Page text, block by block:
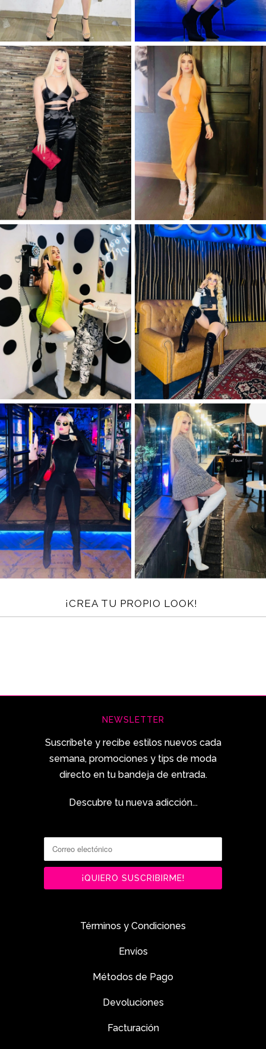
¡CREA TU PROPIO LOOK!
NEWSLETTER
Suscríbete y recibe estilos nuevos cada
semana, promociones y tips de moda
directo en tu bandeja de entrada.
Descubre tu nueva adicción...
Términos y Condiciones
Envíos
Métodos de Pago
Devoluciones
Facturación